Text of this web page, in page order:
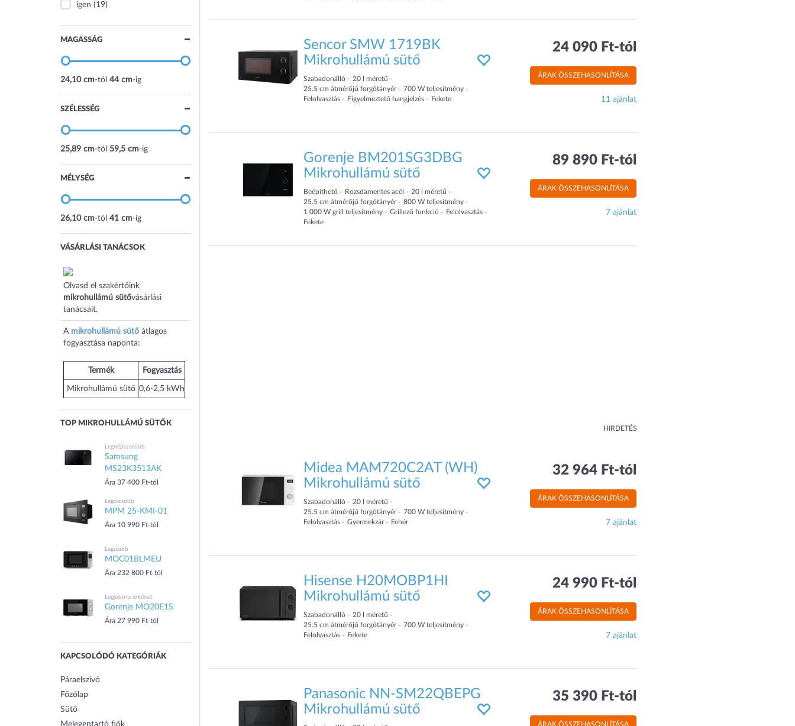
igen (19)
MAGASSÁG
24,10 cm-tól 44 cm-ig
SZÉLESSÉG
25,89 cm-tól 59,5 cm-ig
MÉLYSÉG
26,10 cm-tól 41 cm-ig
VÁSÁRLÁSI TANÁCSOK
Olvasd el szakértőink
mikrohullámú sütővásárlási
tanácsait.
A mikrohullámú sütő átlagos
fogyasztása naponta:
Termék Fogyasztás
Mikrohullámú sütő 0,6-2,5 kWh
TOP MIKROHULLÁMÚ SÜTŐK
Legnépszerűbb
Samsung
MS23K3513AK
Ára 37 400 Ft-tól
Legolcsóbb
MPM 25-KMI-01
Ára 10 990 Ft-tól
Legújabb
MOC01BLMEU
Ára 232 800 Ft-tól
Legjobbra értékelt
Gorenje MO20E1S
Ára 27 990 Ft-tól
KAPCSOLÓDÓ KATEGÓRIÁK
Páraelszívó
Főzőlap
Sütő
Melegentartó fiók
Sencor SMW 1719BK
Mikrohullámú sütő
Szabadonálló 20 l méretű
25.5 cm átmérőjű forgótányér 700 W teljesítmény
Felolvasztás
Figyelmeztető hangjelzés Fekete
24 090 Ft-tól
ÁRAK ÖSSZEHASONLÍTÁSA
11 ajánlat
Gorenje BM201SG3DBG
Mikrohullámú sütő
Beépíthető Rozsdamentes acél 20 l méretű
25.5 cm átmérőjű forgótányér 800 W teljesítmény
1 000 W grill teljesítmény Grillező funkció
Felolvasztás
Fekete
89 890 Ft-tól
ÁRAK ÖSSZEHASONLÍTÁSA
7 ajánlat
HIRDETÉS
Midea MAM720C2AT (WH)
Mikrohullámú sütő
Szabadonálló 20 l méretű
25.5 cm átmérőjű forgótányér 700 W teljesítmény
Felolvasztás
Gyermekzár Fehér
32 964 Ft-tól
ÁRAK ÖSSZEHASONLÍTÁSA
7 ajánlat
Hisense H20MOBP1HI
Mikrohullámú sütő
Szabadonálló 20 l méretű
25.5 cm átmérőjű forgótányér 700 W teljesítmény
Felolvasztás
Fekete
24 990 Ft-tól
ÁRAK ÖSSZEHASONLÍTÁSA
7 ajánlat
Panasonic NN-SM22QBEPG
Mikrohullámú sütő
35 390 Ft-tól
ÁRAK ÖSSZEHASONLÍTÁSA